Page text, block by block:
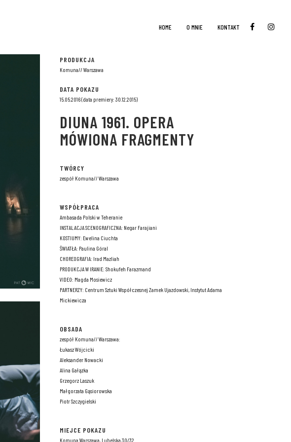
HOME O MNIE KONTAKT
PRODUKCJA
Komuna// Warszawa
DATA POKAZU
15.05.2016 (data premiery: 30.12.2015)
DIUNA 1961. OPERA
MÓWIONA FRAGMENTY
TWÓRCY
zespół Komuna// Warszawa
WSPÓŁPRACA
Ambasada Polski w Teheranie
INSTALACJA SCENOGRAFICZNA: Negar Farajiani
KOSTIUMY: Ewelina Ciuchta
ŚWIATŁA: Paulina Góral
CHOREOGRAFIA: Irad Mazliah
PRODUKCJA W IRANIE: Shokufeh Farazmand
VIDEO: Magda Mosiewicz
PARTNERZY: Centrum Sztuki Współczesnej Zamek Ujazdowski, Instytut Adama
Mickiewicza
OBSADA
zespół Komuna// Warszawa:
Łukasz Wójcicki
Aleksander Nowacki
Alina Gałązka
Grzegorz Laszuk
Małgorzata Gąsiorowska
Piotr Szczygielski
MIEJCE POKAZU
Komuna Warszawa, Lubelska 30/32